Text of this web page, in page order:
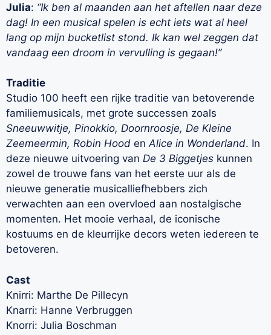
Julia: “Ik ben al maanden aan het aftellen naar deze
dag! In een musical spelen is echt iets wat al heel
lang op mijn bucketlist stond. Ik kan wel zeggen dat
vandaag een droom in vervulling is gegaan!”
Traditie
Studio 100 heeft een rijke traditie van betoverende
familiemusicals, met grote successen zoals
Sneeuwwitje, Pinokkio, Doornroosje, De Kleine
Zeemeermin, Robin Hood enAlice in Wonderland. In
deze nieuwe uitvoering van De 3 Biggetjes kunnen
zowel de trouwe fans van het eerste uur als de
nieuwe generatie musicalliefhebbers zich
verwachten aan een overvloed aan nostalgische
momenten. Het mooie verhaal, de iconische
kostuums en de kleurrijke decors weten iedereen te
betoveren.
Cast
Knirri: Marthe De Pillecyn
Knarri: Hanne Verbruggen
Knorri: Julia Boschman